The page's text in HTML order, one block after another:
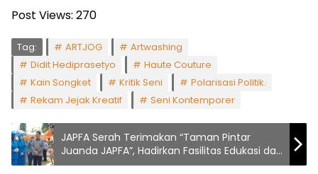
Post Views: 270
Tag: ARTJOG
Artwashing
Didit Hediprasetyo
Haute Couture
Kain Songket
Kritik Seni
Polarisasi Politik.
Rekam Jejak Kreatif
Seni Kontemporer
JAPFA Serah Terimakan “Taman Pintar
Juanda JAPFA”, Hadirkan Fasilitas Edukasi dan
Rekreasi Berkelanjutan